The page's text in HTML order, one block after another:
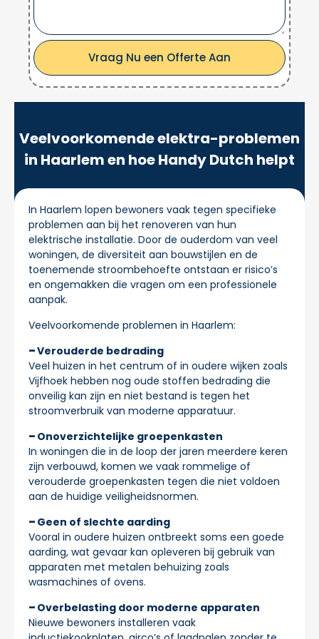
Vraag Nu een Offerte Aan
Veelvoorkomende elektra-problemen
in Haarlem en hoe Handy Dutch helpt
In Haarlem lopen bewoners vaak tegen specifieke
problemen aan bij het renoveren van hun
elektrische installatie. Door de ouderdom van veel
woningen, de diversiteit aan bouwstijlen en de
toenemende stroombehoefte ontstaan er risico’s
en ongemakken die vragen om een professionele
aanpak.
Veelvoorkomende problemen in Haarlem:
Verouderde bedrading
Veel huizen in het centrum of in oudere wijken zoals
Vijfhoek hebben nog oude stoffen bedrading die
onveilig kan zijn en niet bestand is tegen het
stroomverbruik van moderne apparatuur.
Onoverzichtelijke groepenkasten
In woningen die in de loop der jaren meerdere keren
zijn verbouwd, komen we vaak rommelige of
verouderde groepenkasten tegen die niet voldoen
aan de huidige veiligheidsnormen.
Geen of slechte aarding
Vooral in oudere huizen ontbreekt soms een goede
aarding, wat gevaar kan opleveren bij gebruik van
apparaten met metalen behuizing zoals
wasmachines of ovens.
Overbelasting door moderne apparaten
Nieuwe bewoners installeren vaak